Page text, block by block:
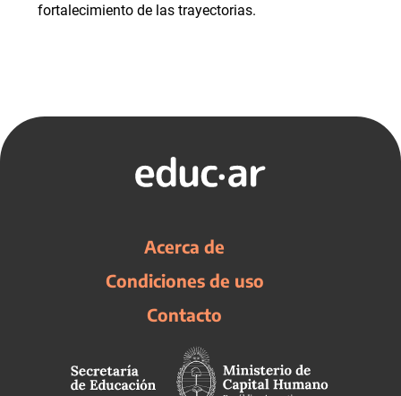
fortalecimiento de las trayectorias.
Acerca de
Condiciones de uso
Contacto